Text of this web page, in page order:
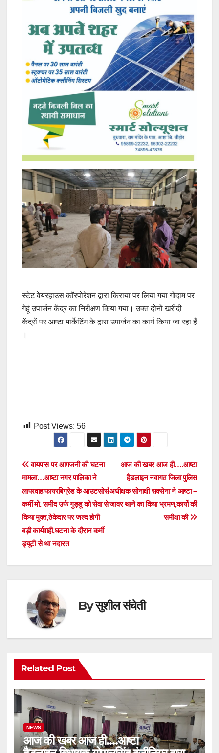
स्टेट वेयरहाउस कॉरपोरेशन द्वारा किराया पर लिया गया गोदाम पर
गेहूं उपार्जन केंद्र का निरीक्षण किया गया। उक्त दोनों खरीदी
केंद्रों पर आष्टा मार्केटिंग के द्वारा उपार्जन का कार्य किया जा रहा हैं
।
Post Views: 56
Post
navigation
आज की खबर आज ही….आष्टा
हैडलाइन नवागत जिला पुलिस
अधीक्षक सोनाक्षी सक्सेना ने आष्टा –
जावर थाने का किया भ्रमण,कार्यो की
समीक्षा की
वायपास पर आगजनी की घटना
मामला…आष्टा नगर पालिका ने
लापरवाह फायरबिग्रेड के आउटसोर्स
कर्मी मो. समीद उर्फ गुड्डू को सेवा से
किया मुक्त,ठेकेदार पर जल्द होगी
बड़ी कार्यवाही,घटना के दौरान कर्मी
ड्यूटी से था नदारत
Byसुशील संचेती
Related Post
NEWS
आज की खबर आज ही….आष्टा